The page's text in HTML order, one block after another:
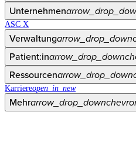
Unternehmen
ASC X
Verwaltungarrow_drop_down
Patient:inarrow_drop_down
Ressourcenarrow_drop_down
Karriereopen_in_new
Mehrarrow_drop_down